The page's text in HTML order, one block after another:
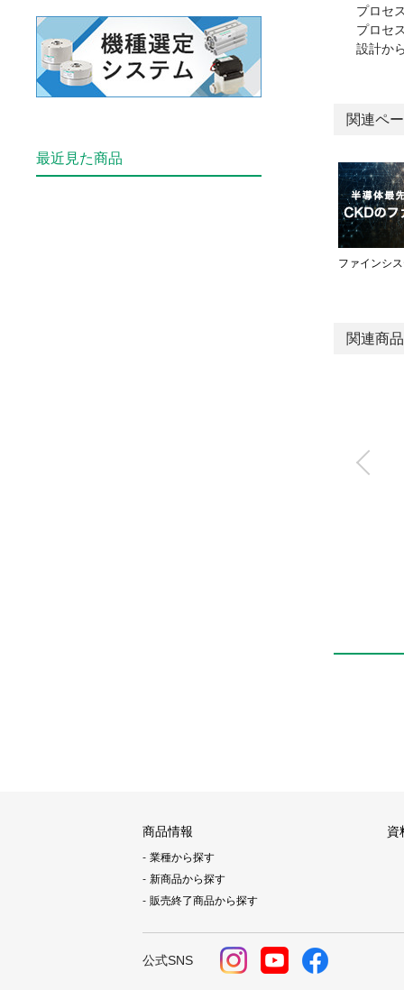
プロセ
プロセ
設計か
関連ペ
ファインシ
関連商品
最近見た商品
商品情報
業種から探す
新商品から探す
販売終了商品から探す
資
公式SNS